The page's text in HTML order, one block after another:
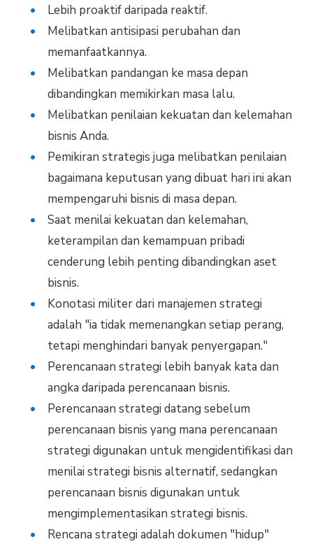
Lebih proaktif daripada reaktif.
Melibatkan antisipasi perubahan dan
memanfaatkannya.
Melibatkan pandangan ke masa depan
dibandingkan memikirkan masa lalu.
Melibatkan penilaian kekuatan dan kelemahan
bisnis Anda.
Pemikiran strategis juga melibatkan penilaian
bagaimana keputusan yang dibuat hari ini akan
mempengaruhi bisnis di masa depan.
Saat menilai kekuatan dan kelemahan,
keterampilan dan kemampuan pribadi
cenderung lebih penting dibandingkan aset
bisnis.
Konotasi militer dari manajemen strategi
adalah "ia tidak memenangkan setiap perang,
tetapi menghindari banyak penyergapan."
Perencanaan strategi lebih banyak kata dan
angka daripada perencanaan bisnis.
Perencanaan strategi datang sebelum
perencanaan bisnis yang mana perencanaan
strategi digunakan untuk mengidentifikasi dan
menilai strategi bisnis alternatif, sedangkan
perencanaan bisnis digunakan untuk
mengimplementasikan strategi bisnis.
Rencana strategi adalah dokumen "hidup"